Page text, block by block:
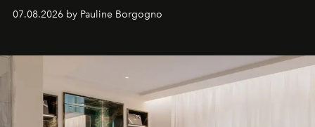
générationnel.
07.08.2026 by Pauline Borgogno